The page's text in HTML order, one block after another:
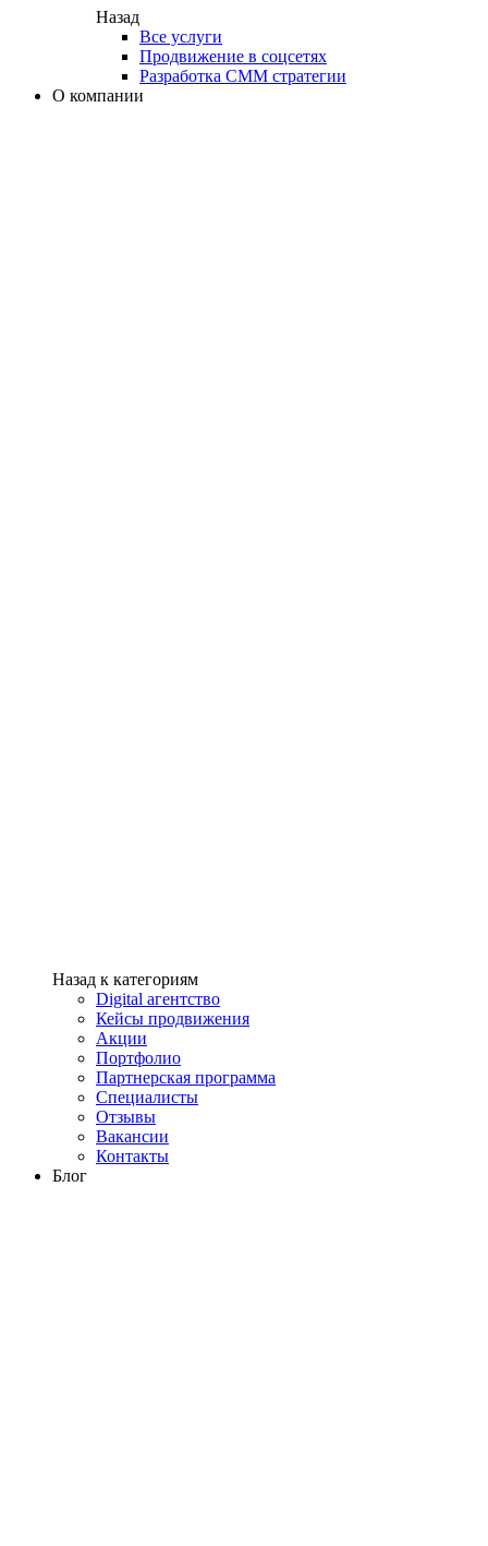
Назад
Все услуги
Продвижение в соцсетях
Разработка СММ стратегии
О компании
Назад к категориям
Digital агентство
Кейсы продвижения
Акции
Портфолио
Партнерская программа
Специалисты
Отзывы
Вакансии
Контакты
Блог